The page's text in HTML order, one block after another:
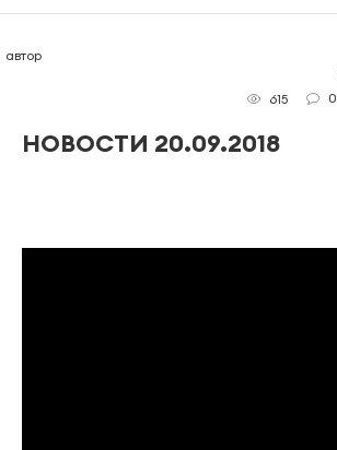
автор
615
0
НОВОСТИ 20.09.2018